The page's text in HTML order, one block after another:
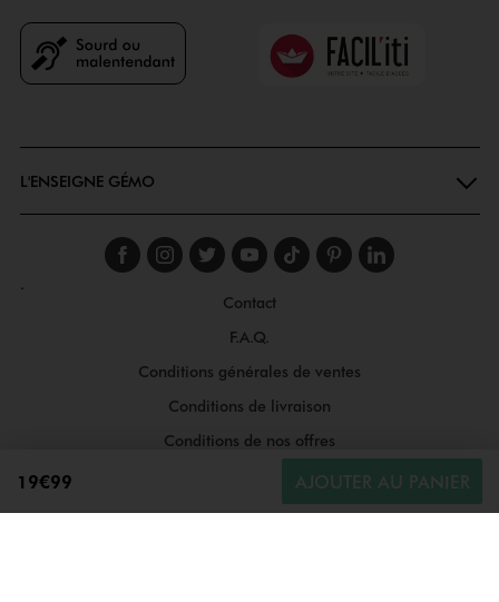
19€99 AJOUTER AU PANIER
Faciliti
L'ENSEIGNE GÉMO
Suivez-nous sur
Suivez-nous sur
Suivez-nous sur
Suivez-nous
Suivez-nous
Suivez-
.
Contact
F.A.Q.
Conditions générales de ventes
Conditions de livraison
Conditions de nos offres
Conditions générales d'utilisation
Politique de protection des données